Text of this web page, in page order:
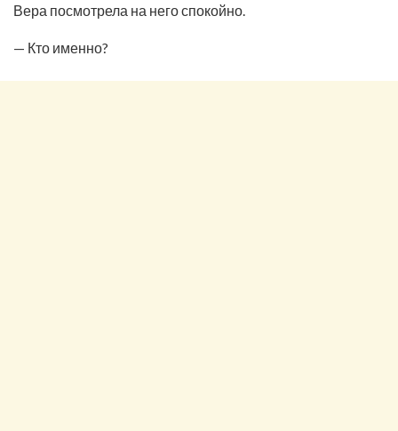
Вера посмотрела на него спокойно.
— Кто именно?